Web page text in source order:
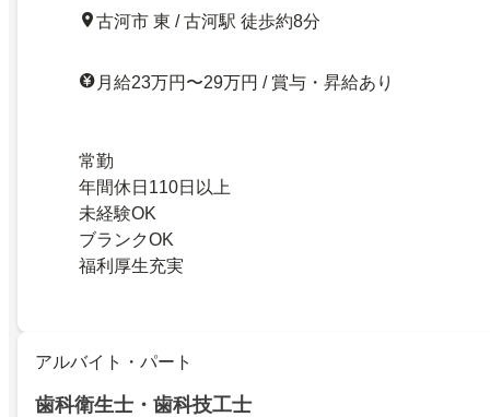
古河市 東 / 古河駅 徒歩約8分
月給23万円〜29万円 / 賞与・昇給あり
常勤
年間休日110日以上
未経験OK
ブランクOK
福利厚生充実
アルバイト・パート
歯科衛生士・歯科技工士